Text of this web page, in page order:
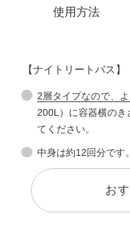
使用方法
【ナイトリートバス】
2層タイプなので、
200L）に容器横の
てください。
中身は約12回分です。
お